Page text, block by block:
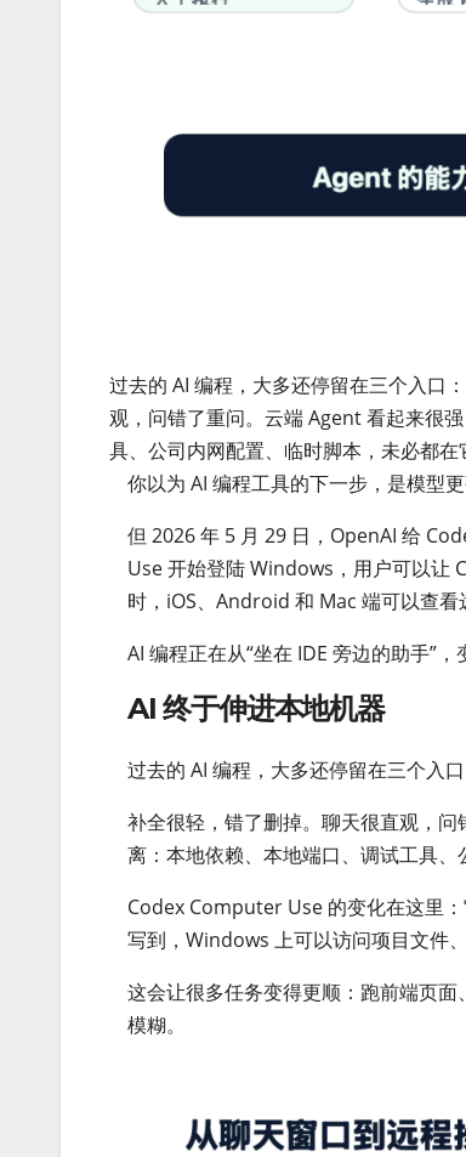
过去的 AI 编程，大多还停留在三个入口
观，问错了重问。云端 Agent 看起来很
具、公司内网配置、临时脚本，未必都在
你以为 AI 编程工具的下一步，是模型
但 2026 年 5 月 29 日，OpenAI 给
Use 开始登陆 Windows，用户可以让
时，iOS、Android 和 Mac 端可以查看
AI 编程正在从“坐在 IDE 旁边的助手”，
AI 终于伸进本地机器
过去的 AI 编程，大多还停留在三个入
补全很轻，错了删掉。聊天很直观，
离：本地依赖、本地端口、调试工具、
Codex Computer Use 的变化在这里
写到，Windows 上可以访问项目文件
这会让很多任务变得更顺：跑前端页
模糊。